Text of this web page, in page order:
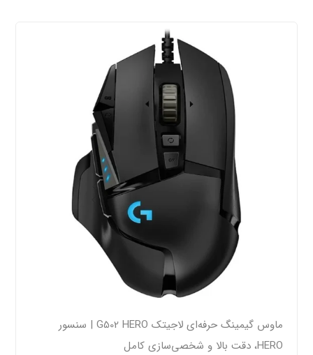
ماوس گیمینگ حرفه‌ای لاجیتک G502 HERO | سنسور
HERO، دقت بالا و شخصی‌سازی کامل